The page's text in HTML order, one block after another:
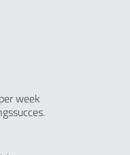
week